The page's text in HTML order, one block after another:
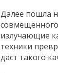
Далее пошла
излучающие
техники
даст такого